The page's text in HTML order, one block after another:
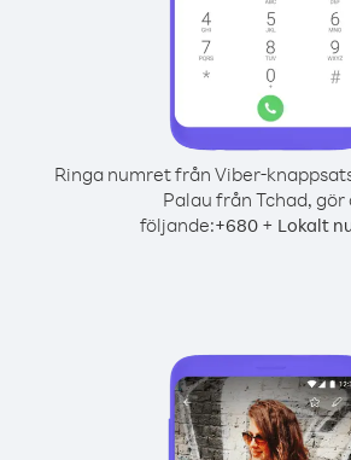
Ringa numret från Viber-
Palau från Tchad, gör
följande:+680+ Lokalt